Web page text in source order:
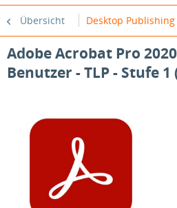
Übersicht Desktop Publishing
Adobe Acrobat Pro
Benutzer - TLP - Stufe 1